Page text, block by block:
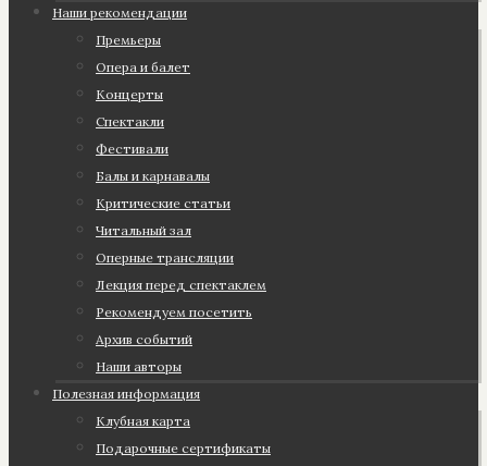
Наши рекомендации
Премьеры
Опера и балет
Концерты
Спектакли
Фестивали
Балы и карнавалы
Критические статьи
Читальный зал
Оперные трансляции
Лекция перед спектаклем
Рекомендуем посетить
Архив событий
Наши авторы
Полезная информация
Клубная карта
Подарочные сертификаты